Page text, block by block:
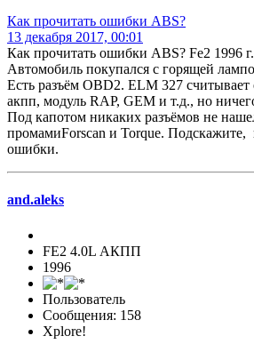
Как прочитать ошибки ABS?
13 декабря 2017, 00:01
Как прочитать ошибки ABS? Fe2 1996
Автомобиль покупался с горящей
Есть разъём OBD2. ELM 327 считывает
акпп, модуль RAP, GEM и т.д., но
Под капотом никаких разъёмов не
промамиForscan и Torque. Подскажите,
ошибки.
and.aleks
FE2 4.0L АКПП
1996
Пользователь
Сообщения: 158
Xplore!